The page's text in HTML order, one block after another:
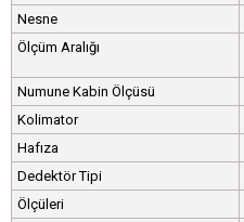
Nesne
Ölçüm Aralığı
Numune Kabin Ölçüsü
Kolimator
Hafıza
Dedektör Tipi
Ölçüleri